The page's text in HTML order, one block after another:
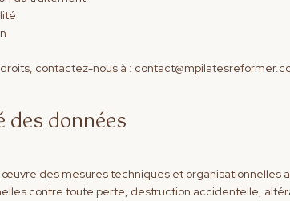
contactez-nous à :
des données
des mesures techniques et organisationnelles
contre toute perte, destruction accidentelle,